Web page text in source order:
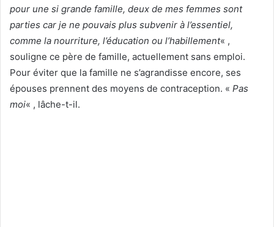
pour une si grande famille, deux de mes femmes sont
parties car je ne pouvais plus subvenir à l’essentiel,
comme la nourriture, l’éducation ou l’habillement« ,
souligne ce père de famille, actuellement sans emploi.
Pour éviter que la famille ne s’agrandisse encore, ses
épouses prennent des moyens de contraception. « Pas
moi« , lâche-t-il.